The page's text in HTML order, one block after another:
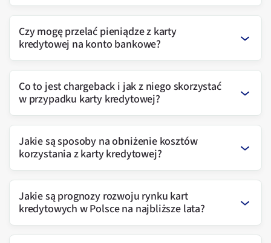
Czy mogę przelać pieniądze z karty
kredytowej na konto bankowe?
Co to jest chargeback i jak z niego skorzystać
w przypadku karty kredytowej?
Jakie są sposoby na obniżenie kosztów
korzystania z karty kredytowej?
Jakie są prognozy rozwoju rynku kart
kredytowych w Polsce na najbliższe lata?